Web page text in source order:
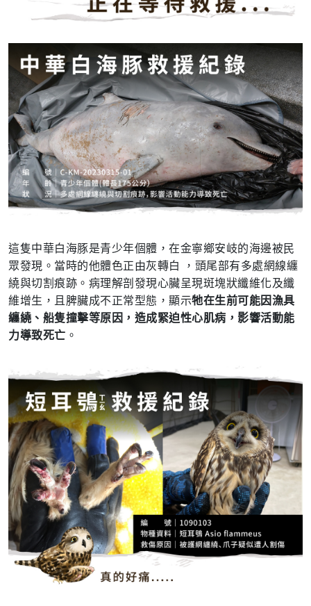
這隻中華白海豚是青少年個體，在金寧鄉安岐的海邊被民
眾發現。當時的他體色正由灰轉白 ，頭尾部有多處網線纏
繞與切割痕跡。病理解剖發現心臟呈現斑塊狀纖維化及纖
維增生，且脾臟成不正常型態，顯示牠在生前可能因漁具
纏繞、船隻撞擊等原因，造成緊迫性心肌病，影響活動能
力導致死亡 。